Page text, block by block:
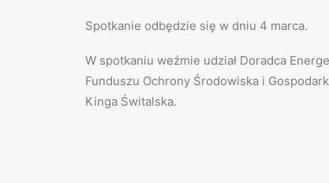
Spotkanie odbędzie się w dniu 4 marca.
W spotkaniu weźmie udział Doradca
Funduszu Ochrony Środowiska i
Kinga Świtalska.